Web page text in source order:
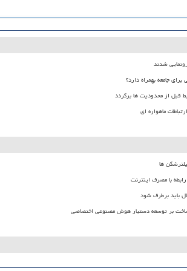
شدند
برای جامعه بهمراه دارد؟
قبل از محدودیت ها برگردد
ماهواره ای
ها
با مصرف اینترنت
باید برطرف شود
بر توسعه دستیار هوش مصنوعی اختصاصی